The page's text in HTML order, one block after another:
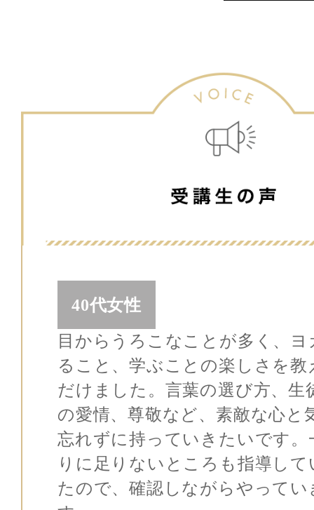
40代女性
目からうろこなことが多く、ヨ
ること、学ぶことの楽しさを教
だけました。言葉の選び方、生
の愛情、尊敬など、素敵な心と
忘れずに持っていきたいです。
りに足りないところも指導し
たので、確認しながらやってい